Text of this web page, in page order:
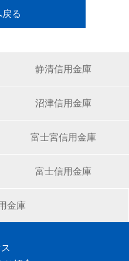
る
静清信用金庫
沼津信用金庫
富士宮信用金庫
富士信用金庫
金庫